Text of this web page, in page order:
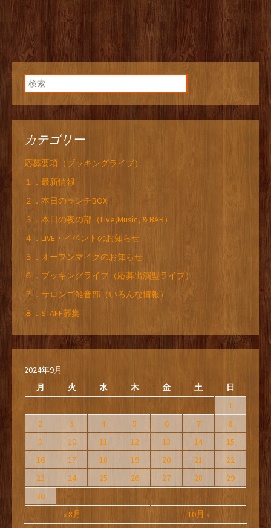
検索:
カテゴリー
応募要項（ブッキングライブ）
１．最新情報
２．本日のランチBOX
３．本日の夜の部（Live,Music, & BAR）
４．LIVE・イベントのお知らせ
５．オープンマイクのお知らせ
６．ブッキングライブ（応募出演型ライブ）
７．サロンゴ雑音部（いろんな情報）
８．STAFF募集
2024年9月
月
火 水 木 金 土 日
« 8月 10月 »
1
2
3 4 5 6 7
8
9
10 11 12 13 14
15
16
17 18 19 20 21
22
23
24 25 26 27 28
29
30